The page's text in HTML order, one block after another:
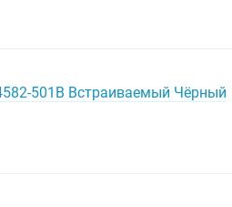
501B Встраиваемый Чёрный